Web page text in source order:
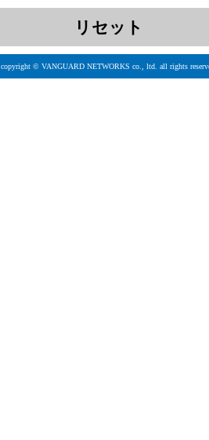
copyright © VANGUARD NETWORKS co., ltd. all rights